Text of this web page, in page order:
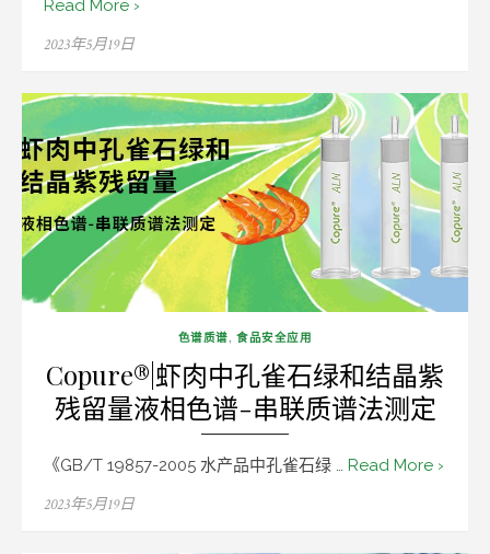
Read More ›
Posted
2023年5月19日
色谱质谱, 食品安全应用
Copure®|虾肉中孔雀石绿和结晶紫
残留量液相色谱-串联质谱法测定
《GB/T 19857-2005 水产品中孔雀石绿 … Read More ›
Posted
2023年5月19日